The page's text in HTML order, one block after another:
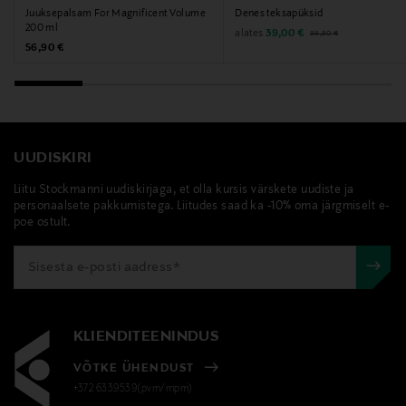
Juuksepalsam For Magnificent Volume
200 ml
Original Price
56,90 €
Denes teksapüksid
alates Discounted Price
39,00 € Original Price
99,90 €
UUDISKIRI
Liitu Stockmanni uudiskirjaga, et olla kursis värskete uudiste ja
personaalsete pakkumistega. Liitudes saad ka -10% oma järgmiselt e-
poe ostult.
KLIENDITEENINDUS
VÕTKE ÜHENDUST
+372 6339539(pvm/mpm)